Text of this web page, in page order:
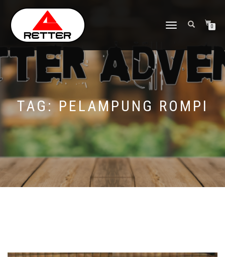
NAVIGASI
0
TAG:PELAMPUNG ROMPI